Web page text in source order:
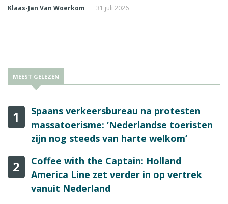
Klaas-Jan Van Woerkom 31 juli 2026
MEEST GELEZEN
1
Spaans verkeersbureau na protesten
massatoerisme: ‘Nederlandse toeristen
zijn nog steeds van harte welkom’
2
Coffee with the Captain: Holland
America Line zet verder in op vertrek
vanuit Nederland